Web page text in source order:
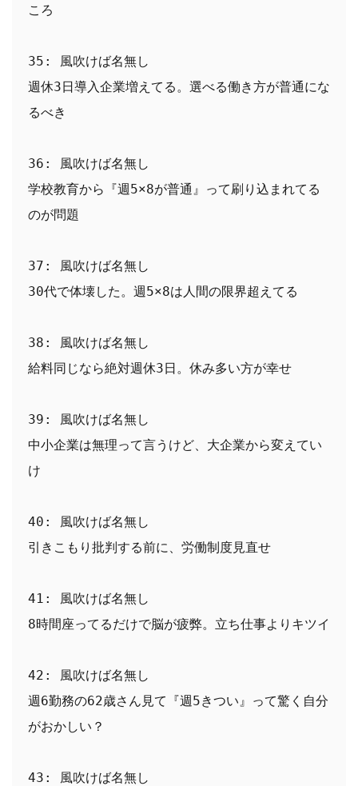
ころ
35: 風吹けば名無し
週休3日導入企業増えてる。選べる働き方が普通にな
るべき
36: 風吹けば名無し
学校教育から『週5×8が普通』って刷り込まれてる
のが問題
37: 風吹けば名無し
30代で体壊した。週5×8は人間の限界超えてる
38: 風吹けば名無し
給料同じなら絶対週休3日。休み多い方が幸せ
39: 風吹けば名無し
中小企業は無理って言うけど、大企業から変えてい
け
40: 風吹けば名無し
引きこもり批判する前に、労働制度見直せ
41: 風吹けば名無し
8時間座ってるだけで脳が疲弊。立ち仕事よりキツイ
42: 風吹けば名無し
週6勤務の62歳さん見て『週5きつい』って驚く自分
がおかしい？
43: 風吹けば名無し